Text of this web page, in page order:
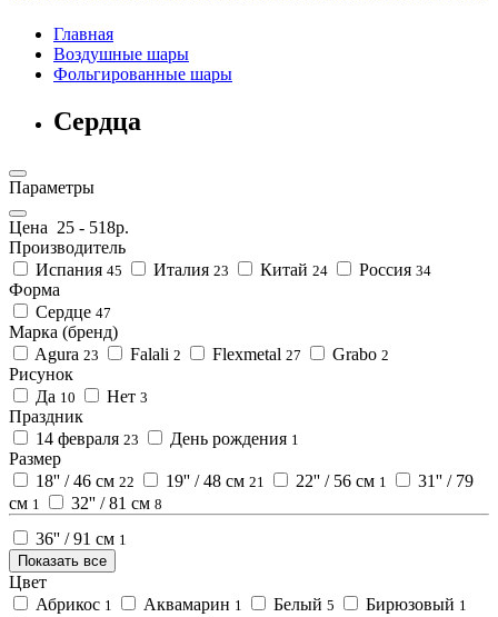
Главная
Воздушные шары
Фольгированные шары
Сердца
Параметры
Цена 25 - 518р.
Производитель
Испания 45 Италия 23 Китай 24 Россия 34
Форма
Сердце 47
Марка (бренд)
Agura 23 Falali 2 Flexmetal 27 Grabo 2
Рисунок
Да 10 Нет 3
Праздник
14 февраля 23 День рождения 1
Размер
18'' / 46 см 22 19'' / 48 см 21 22'' / 56 см 1
31'' / 79
см 1 32'' / 81 см 8
36'' / 91 см 1
Показать все
Цвет
Абрикос 1 Аквамарин 1 Белый 5 Бирюзовый 1